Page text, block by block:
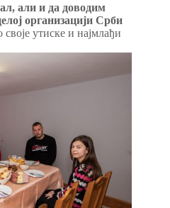
али и да доводим
организацији Срби
своје утиске и најмлађи